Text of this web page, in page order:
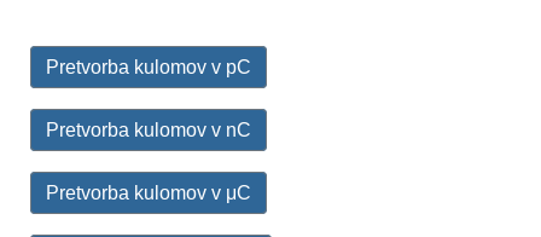
Pretvorba kulomov v pC
Pretvorba kulomov v nC
Pretvorba kulomov v μC